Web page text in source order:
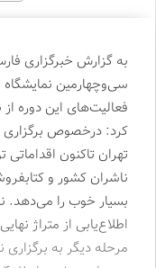
به گزارش خبرگزاری
سی‌وچهارمین نمایشگاه
فعالیت‌های این دوره از
کرد: درخصوص برگزاری
تهران تاکنون
ناشران کشور و
بسیار خوب را می‌دهد.
اطلاع‌یابی از متراژ
مرحله دیگر به